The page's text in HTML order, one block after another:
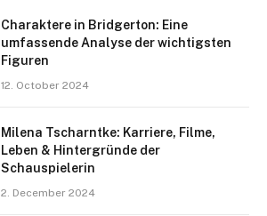
Charaktere in Bridgerton: Eine
umfassende Analyse der wichtigsten
Figuren
12. October 2024
Milena Tscharntke: Karriere, Filme,
Leben & Hintergründe der
Schauspielerin
2. December 2024